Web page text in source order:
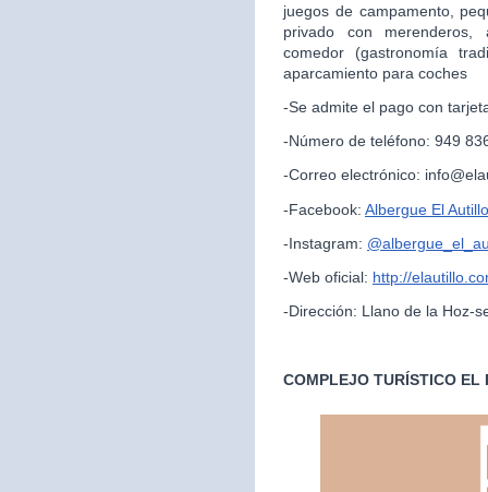
juegos de campamento,
privado con merenderos,
comedor (gastronomía
aparcamiento para coches
-Se admite el pago con
-Número de teléfono: 949
-Correo electrónico:
-Facebook: Albergue El Autillo
-Instagram:
-Web oficial: http://
-Dirección: Llano de la Hoz-
COMPLEJO TURÍSTICO EL